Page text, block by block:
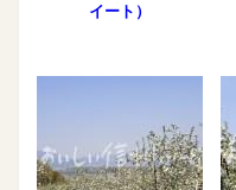
イート）